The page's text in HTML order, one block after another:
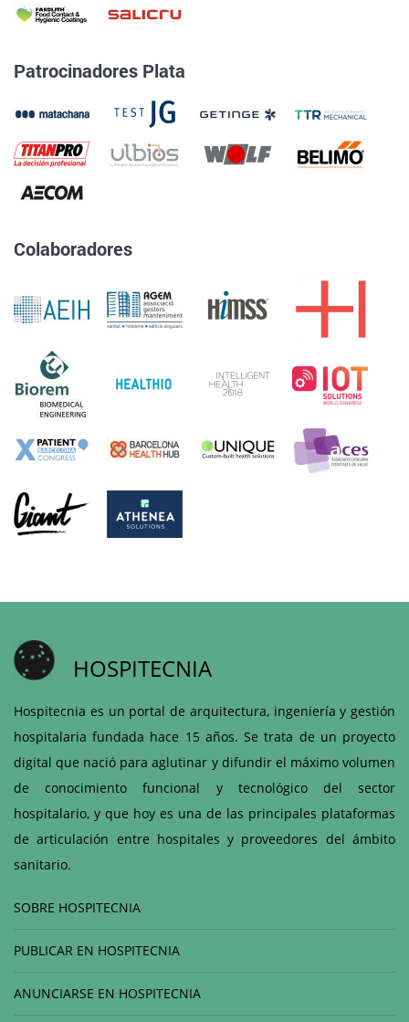
Patrocinadores Plata
Colaboradores
HOSPITECNIA
Hospitecnia es un portal de arquitectura, ingeniería y gestión
hospitalaria fundada hace 15 años. Se trata de un proyecto
digital que nació para aglutinar y difundir el máximo volumen
de conocimiento funcional y tecnológico del sector
hospitalario, y que hoy es una de las principales plataformas
de articulación entre hospitales y proveedores del ámbito
sanitario.
SOBRE HOSPITECNIA
PUBLICAR EN HOSPITECNIA
ANUNCIARSE EN HOSPITECNIA